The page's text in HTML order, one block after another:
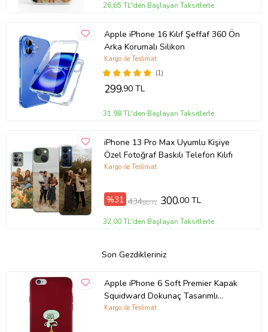
26,65 TL'den Başlayan Taksitlerle
Apple iPhone 16 Kılıf Şeffaf 360 Ön
Arka Korumalı Silikon
(1)
Kargo ile Teslimat
299,90 TL
31,98 TL'den Başlayan Taksitlerle
iPhone 13 Pro Max Uyumlu Kişiye
Özel Fotoğraf Baskılı Telefon Kılıfı
Kargo ile Teslimat
%31 434,80 TL 300,00 TL
32,00 TL'den Başlayan Taksitlerle
Son Gezdikleriniz
Apple iPhone 6 Soft Premier Kapak
Squidward Dokunaç Tasarımlı
Silikon Kılıf - Mürdüm (Şeffaf)
Kargo ile Teslimat